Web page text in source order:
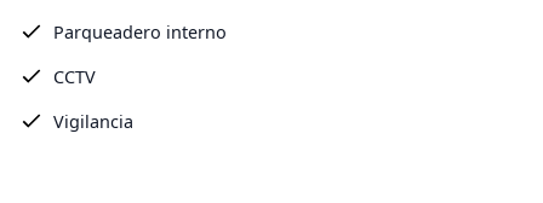
Parqueadero interno
CCTV
Vigilancia